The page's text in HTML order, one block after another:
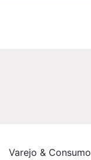
Varejo & Consumo